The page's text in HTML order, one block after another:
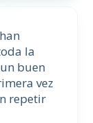
la
buen
vez
repetir